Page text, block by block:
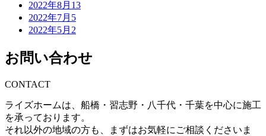
2022年8月 13
2022年7月 5
2022年5月 2
お問い合わせ
CONTACT
ライズホームは、船橋・習志野・八千代・千葉を中心に施工
を承っております。
それ以外の地域の方も、まずはお気軽にご相談くださいま